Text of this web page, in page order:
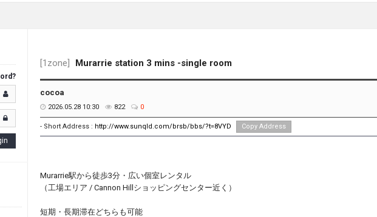
[1zone] Murarrie station 3 mins -single room
cocoa
2026.05.28 10:30 822 0
- Short Address : http://www.sunqld.com/brsb/bbs/?t=8VYD Copy Address
Murarrie駅から徒歩3分・広い個室レンタル
（工場エリア / Cannon Hillショッピングセンター近く）
短期・長期滞在どちらも可能